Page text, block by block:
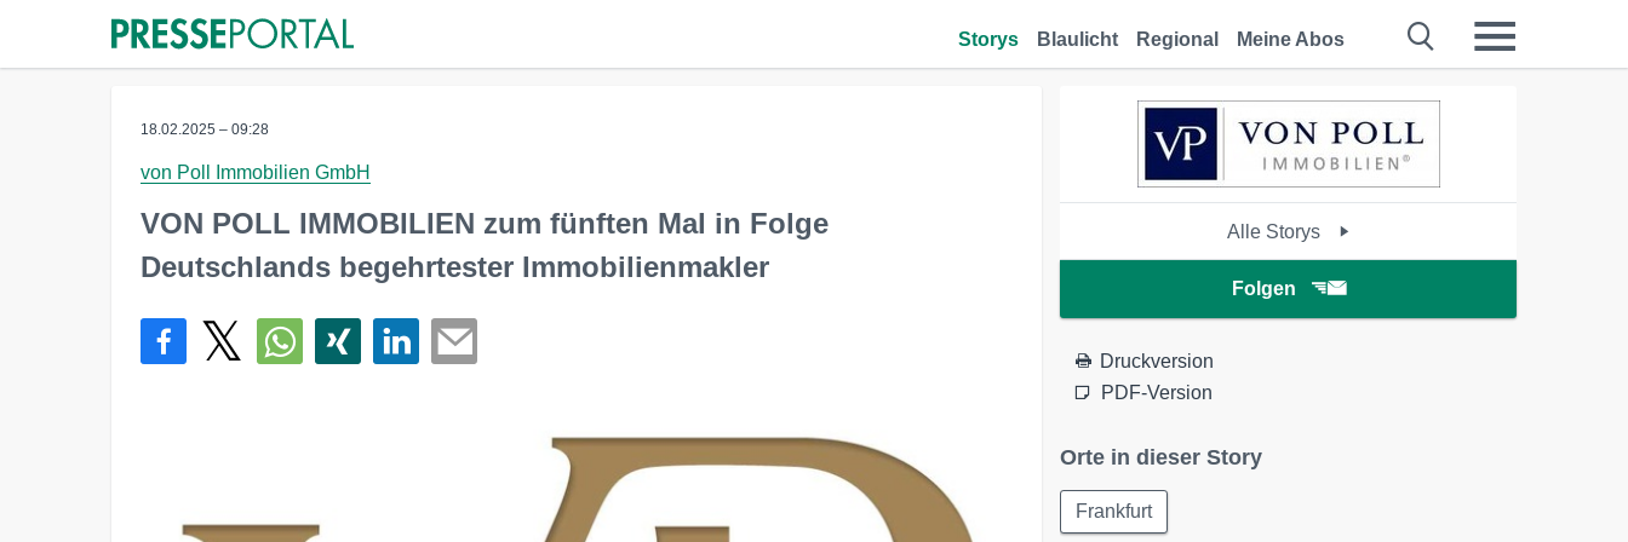
Storys Blaulicht Regional Meine Abos
18.02.2025 – 09:28
von Poll Immobilien GmbH
VON POLL IMMOBILIEN zum fünften Mal in Folge
Deutschlands begehrtester Immobilienmakler
Alle Storys
Folgen
Druckversion
PDF-Version
Orte in dieser Story
Frankfurt